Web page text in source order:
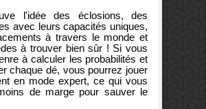
l'idée des éclosions, des
avec leurs capacités uniques,
à travers le monde et
à trouver bien sûr ! Si vous
à calculer les probabilités et
chaque dé, vous pourrez jouer
en mode expert, ce qui vous
de marge pour sauver le